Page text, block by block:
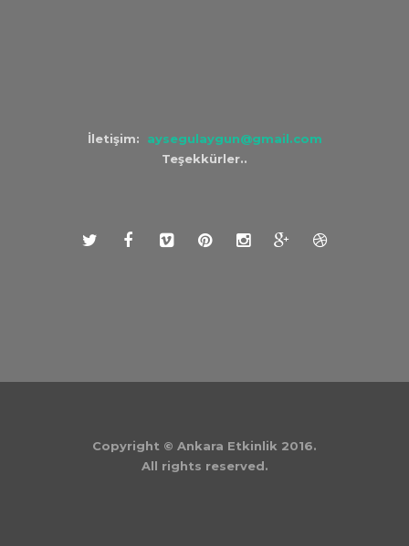
İletişim: aysegulaygun@gmail.com
Teşekkürler..
Copyright © Ankara Etkinlik 2016.
All rights reserved.